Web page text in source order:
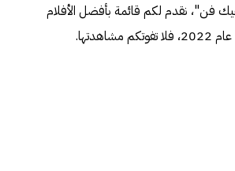
فن"، نقدم لكم قائمة بأفضل الأفلام